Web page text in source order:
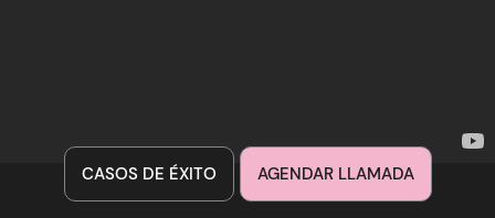
CASOS DE ÉXITO AGENDAR LLAMADA